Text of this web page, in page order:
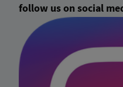
follow us on social